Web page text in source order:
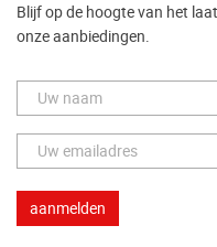
Blijf op de hoogte van het
onze aanbiedingen.